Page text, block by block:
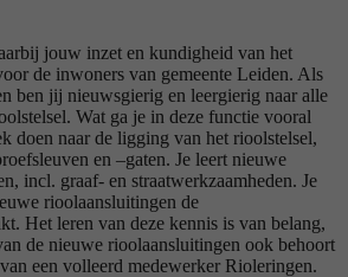
jouw inzet en kundigheid van het
de inwoners van gemeente Leiden. Als
ben jij nieuwsgierig en leergierig naar alle
Wat ga je in deze functie vooral
doen naar de ligging van het rioolstelsel,
en –gaten. Je leert nieuwe
incl. graaf- en straatwerkzaamheden. Je
rioolaansluitingen de
Het leren van deze kennis is van belang,
de nieuwe rioolaansluitingen ook behoort
een volleerd medewerker Rioleringen.